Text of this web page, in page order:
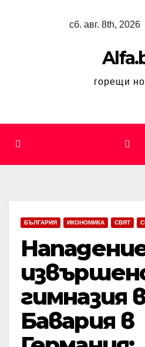
сб. авг. 8th, 2026
горещи
БЪЛГАРИЯ ИКОНОМИКА СВЯТ
гимназия
Бавария в